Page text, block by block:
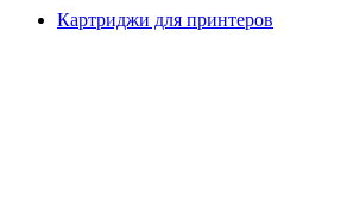
Картриджи для принтеров